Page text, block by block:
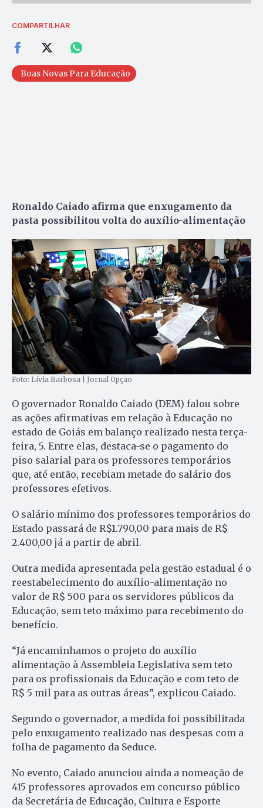
COMPARTILHAR
Boas Novas Para Educação
Ronaldo Caiado afirma que enxugamento da
pasta possibilitou volta do auxílio-alimentação
Foto: Lívia Barbosa | Jornal Opção
O governador Ronaldo Caiado (DEM) falou sobre
as ações afirmativas em relação à Educação no
estado de Goiás em balanço realizado nesta terça-
feira, 5. Entre elas, destaca-se o pagamento do
piso salarial para os professores temporários
que, até então, recebiam metade do salário dos
professores efetivos.
O salário mínimo dos professores temporários do
Estado passará de R$1.790,00 para mais de R$
2.400,00 já a partir de abril.
Outra medida apresentada pela gestão estadual é o
reestabelecimento do auxílio-alimentação no
valor de R$ 500 para os servidores públicos da
Educação, sem teto máximo para recebimento do
benefício.
“Já encaminhamos o projeto do auxílio
alimentação à Assembleia Legislativa sem teto
para os profissionais da Educação e com teto de
R$ 5 mil para as outras áreas”, explicou Caiado.
Segundo o governador, a medida foi possibilitada
pelo enxugamento realizado nas despesas com a
folha de pagamento da Seduce.
No evento, Caiado anunciou ainda a nomeação de
415 professores aprovados em concurso público
da Secretária de Educação, Cultura e Esporte